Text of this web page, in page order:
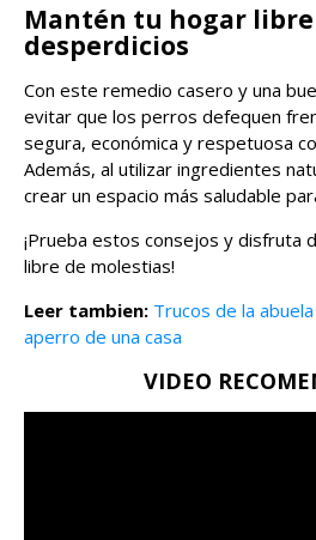
Mantén tu hogar libre
desperdicios
Con este remedio casero y una
evitar que los perros defequen
segura, económica y respetuosa
Además, al utilizar ingredientes
crear un espacio más saludable
¡Prueba estos consejos y disfruta
libre de molestias!
Leer tambien: Trucos de la
aperro de una casa
VIDEO